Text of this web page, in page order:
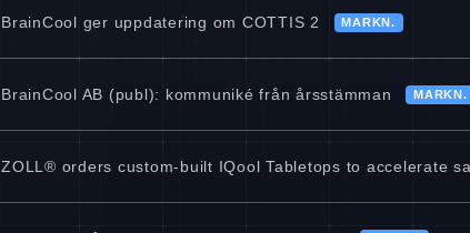
BrainCool ger uppdatering om COTTIS 2 MARKN.
BrainCool AB (publ): kommuniké från årsstämman MARKN.
ZOLL® orders custom-built IQool Tabletops to accelerate